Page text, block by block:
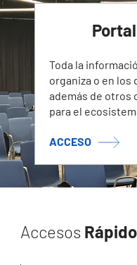
Toda la
organiza o en los
además de otros
para el
ACCESO
Accesos